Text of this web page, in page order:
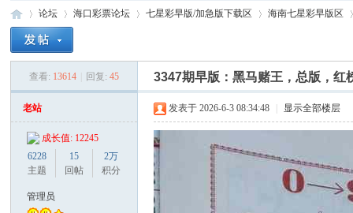
搜
索
论坛
›
海口彩票论坛 七星彩早版/加急版下载区
›
海南七星彩早版区
›
查看: 13614 回复: 45 3347期早版：黑马赌王，总版，红
老站
成长值: 12245
6228
主题
15
回帖
2万
积分
管理员
发表于 2026-6-3 08:34:48 显示全部楼层